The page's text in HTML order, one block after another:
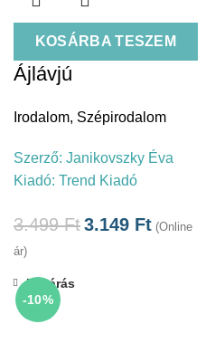
KOSÁRBA TESZEM
Ájlávjú
Irodalom, Szépirodalom
Szerző: Janikovszky Éva
Kiadó: Trend Kiadó
3.499Ft3.149 Ft (Online
ár)
-10%
Bezárás